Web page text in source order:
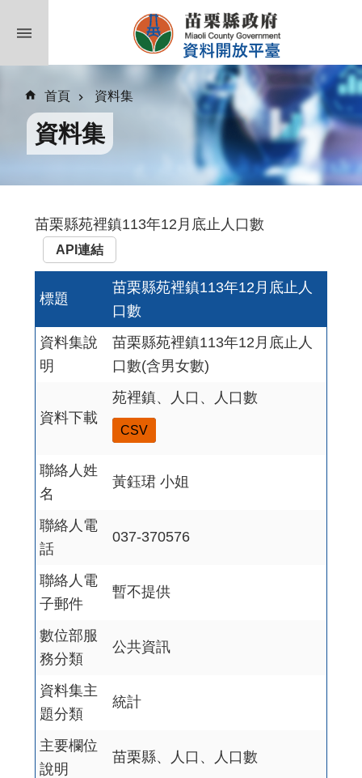
首頁 資料集
資料集
苗栗縣苑裡鎮113年12月底止人口數
API連結
標題
苗栗縣苑裡鎮113年12月底止人
口數
資料集說
明
苗栗縣苑裡鎮113年12月底止人
口數(含男女數)
資料下載
苑裡鎮、人口、人口數
CSV
聯絡人姓
名
黃鈺珺 小姐
聯絡人電
話
037-370576
聯絡人電
子郵件
暫不提供
數位部服
務分類
公共資訊
資料集主
題分類
統計
主要欄位
說明
苗栗縣、人口、人口數